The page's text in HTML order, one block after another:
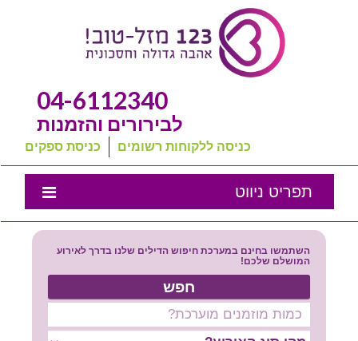
04-6112340
לבירורים והזמנות
כניסת ספקים כניסה ללקוחות רשומים
תפריט ניווט
אמנת השירות
נבחרת המומלצים שלנו
טיפים לחתונה
מה שכולם שואלים
השתמשו בחינם במערכת חיפוש הדילים שלנו בדרך לאירוע
המושלם שלכם!
חפש